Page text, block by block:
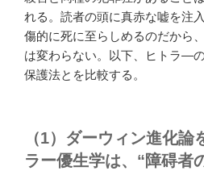
れる。読者の頭に真赤な嘘を注
傷的に死に至らしめるのだから
は変わらない。以下、ヒトラ―
保護法とを比較する。
（1）ダーウィン進化論
ラー優生学は、“障碍者